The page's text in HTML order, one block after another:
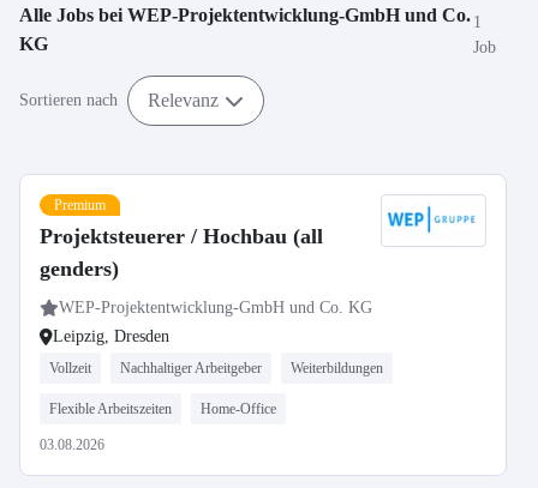
Alle Jobs bei WEP-Projektentwicklung-GmbH und Co.
KG
1
Job
Sortieren nach Relevanz
Premium
Projektsteuerer / Hochbau (all
genders)
WEP-Projektentwicklung-GmbH und Co. KG
Leipzig, Dresden
Vollzeit Nachhaltiger Arbeitgeber Weiterbildungen
Flexible Arbeitszeiten Home-Office
03.08.2026